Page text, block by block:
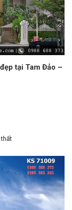
tại Tam Đảo –
thất